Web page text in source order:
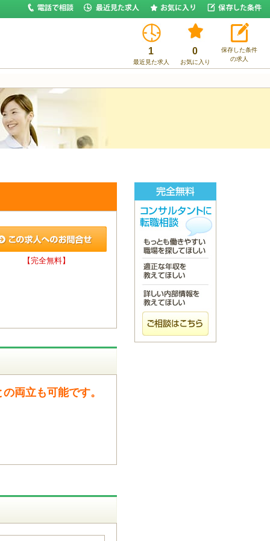
1
最近見た求人
0
お気に入り
保存した条件
の求人
【完全無料】
両立も可能です。